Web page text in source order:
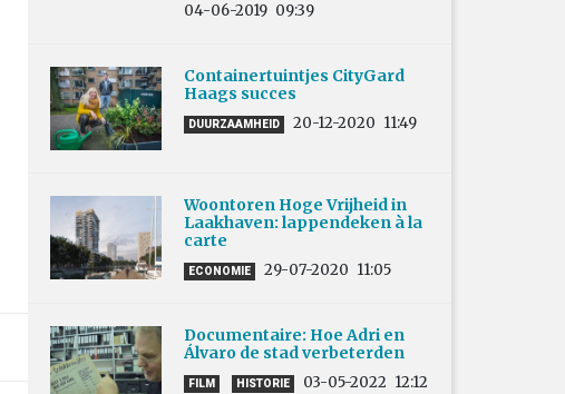
04-06-2019 09:39
Containertuintjes CityGard
Haags succes
DUURZAAMHEID 20-12-2020 11:49
Woontoren Hoge Vrijheid in
Laakhaven: lappendeken à la
carte
ECONOMIE 29-07-2020 11:05
Documentaire: Hoe Adri en
Álvaro de stad verbeterden
FILM HISTORIE 03-05-2022 12:12